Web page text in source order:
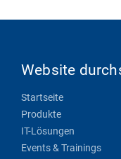
Website
Startseite
Produkte
IT-Lösungen
Events & Trainings